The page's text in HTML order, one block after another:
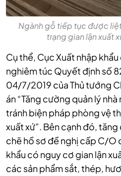
Ngành gỗ tiếp tục được
trạng gian lận xuất
Cụ thể, Cục Xuất nhập
nghiêm túc Quyết định số
04/7/2019 của Thủ tướng
án “Tăng cường quản lý
tránh biện pháp phòng vệ
xuất xứ”. Bên cạnh đó,
chẽ hồ sơ đề nghị cấp C/O
khẩu có nguy cơ gian lận
các sản phẩm sắt, thép,